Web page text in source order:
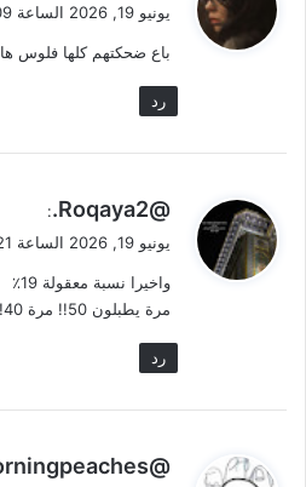
ل
يونيو 19, 2026 الساعة 11:09 ص
باع ضحكتهم كلها فلوس ها
رد
ي
ل
@Roqaya2.
:
يونيو 19, 2026 الساعة 11:21 ص
واخيرا نسبة معقولة 19٪
مرة يطبلون 50!! مرة 40!!
رد
ي
@morningpeaches